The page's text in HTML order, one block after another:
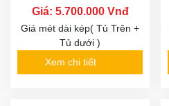
Giá: 5.700.000 Vnđ
Giá mét dài kép( Tủ Trên +
Tủ dưới )
Xem chi tiết